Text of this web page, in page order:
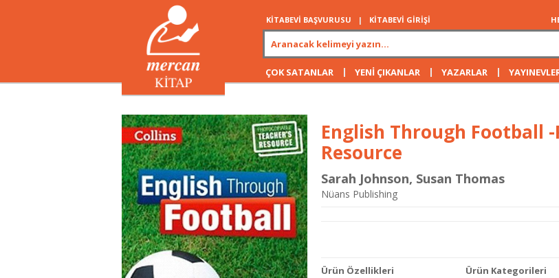
KİTABEVİ BAŞVURUSU | KİTABEVİ GİRİŞİ
ÇOK SATANLAR | YENİ ÇIKANLAR | YAZARLAR |
English Through Football
Resource
Sarah Johnson, Susan Thomas
Nüans Publishing
Ürün Özellikleri
Ürün Kategorileri